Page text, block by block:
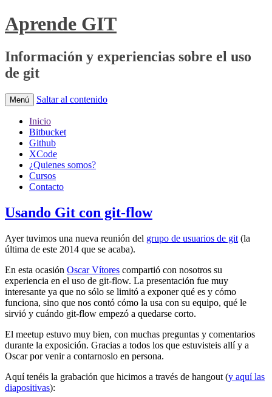
Aprende GIT
Información y experiencias sobre el uso
de git
Menú Saltar al contenido
Inicio
Bitbucket
Github
XCode
¿Quienes somos?
Cursos
Contacto
Usando Git con git-flow
Ayer tuvimos una nueva reunión del grupo de usuarios de git (la
última de este 2014 que se acaba).
En esta ocasión Oscar Vítores compartió con nosotros su
experiencia en el uso de git-flow. La presentación fue muy
interesante ya que no sólo se limitó a exponer qué es y cómo
funciona, sino que nos contó cómo la usa con su equipo, qué le
sirvió y cuándo git-flow empezó a quedarse corto.
El meetup estuvo muy bien, con muchas preguntas y comentarios
durante la exposición. Gracias a todos los que estuvisteis allí y a
Oscar por venir a contarnoslo en persona.
Aquí tenéis la grabación que hicimos a través de hangout (y aquí las
diapositivas):